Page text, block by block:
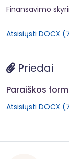
Finansavimo
Atsisiųsti DOCX
Priedai
Paraiškos
Atsisiųsti DOCX